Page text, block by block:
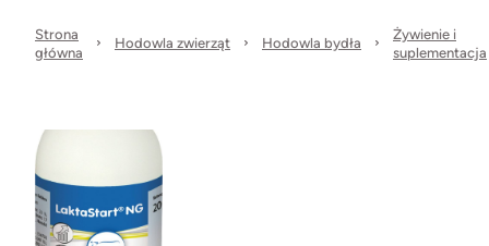
Strona
główna
Hodowla zwierząt Hodowla bydła
Żywienie i
suplementacja